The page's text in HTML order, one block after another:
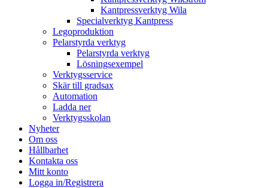
Kantpressverktyg Wila
Specialverktyg Kantpress
Legoproduktion
Pelarstyrda verktyg
Pelarstyrda verktyg
Lösningsexempel
Verktygsservice
Skär till gradsax
Automation
Ladda ner
Verktygsskolan
Nyheter
Om oss
Hållbarhet
Kontakta oss
Mitt konto
Logga in/Registrera